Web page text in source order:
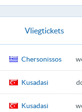
Vliegtickets
Chersonissos
Kusadasi
Kusadasi